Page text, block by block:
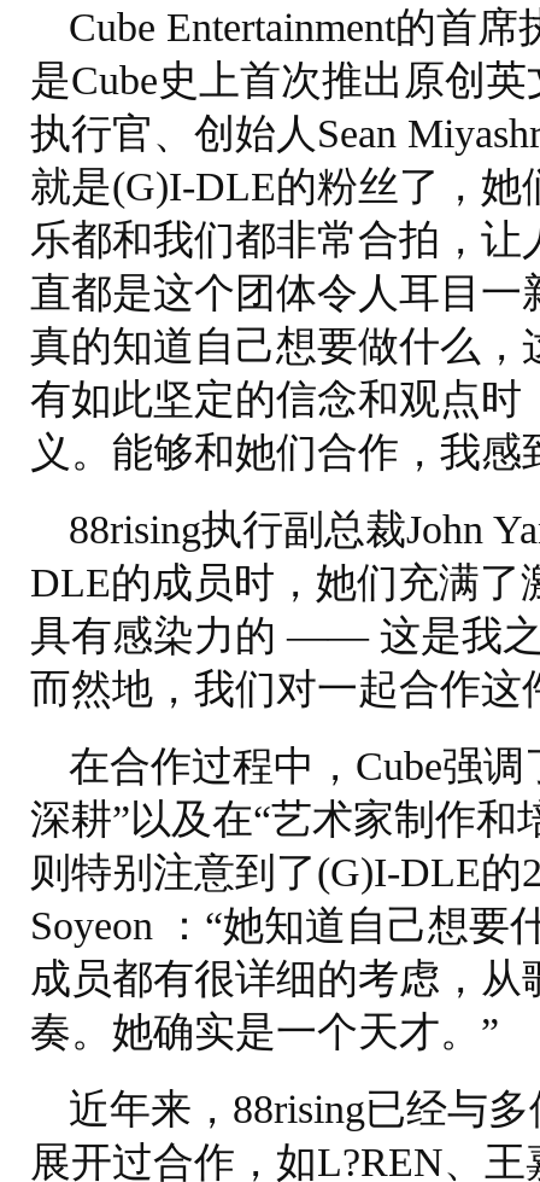
Cube Entertainment的首
是Cube史上首次推出原创
执行官、创始人Sean
就是(G)I-DLE的粉丝了，
乐都和我们都非常合拍，
直都是这个团体令人耳目
真的知道自己想要做什么
有如此坚定的信念和观点
义。能够和她们合作，我感
88rising执行副总裁John
DLE的成员时，她们充满
具有感染力的 —— 这是我
而然地，我们对一起合作这
在合作过程中，Cube强
深耕”以及在“艺术家制作和
则特别注意到了(G)I-DLE
Soyeon ：“她知道自己想
成员都有很详细的考虑，
奏。她确实是一个天才。”
近年来，88rising已经与
展开过合作，如L?REN、